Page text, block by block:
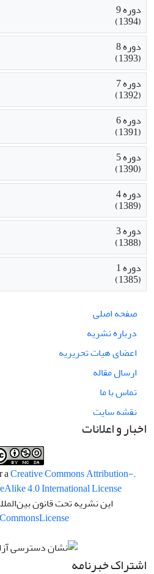
دوره 9
(1394)
دوره 8
(1393)
دوره 7
(1392)
دوره 6
(1391)
دوره 5
(1390)
دوره 4
(1389)
دوره 3
(1388)
دوره 1
(1385)
صفحه اصلی
درباره نشریه
اعضای هیات تحریریه
ارسال مقاله
تماس با ما
نقشه سایت
اخبار و اعلانات
.This work is licensed under a
Creative Commons Attribution-
4.0 International License
این نشریه تحت قانون
CommonsLicense
اشتراک خبرنامه